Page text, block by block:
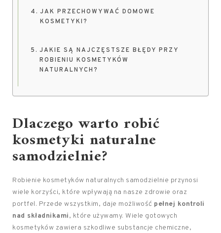
JAK PRZECHOWYWAĆ DOMOWE
KOSMETYKI?
JAKIE SĄ NAJCZĘSTSZE BŁĘDY PRZY
ROBIENIU KOSMETYKÓW
NATURALNYCH?
Dlaczego warto robić
kosmetyki naturalne
samodzielnie?
Robienie kosmetyków naturalnych samodzielnie przynosi
wiele korzyści, które wpływają na nasze zdrowie oraz
portfel. Przede wszystkim, daje możliwość pełnej kontroli
nad składnikami, które używamy. Wiele gotowych
kosmetyków zawiera szkodliwe substancje chemiczne,